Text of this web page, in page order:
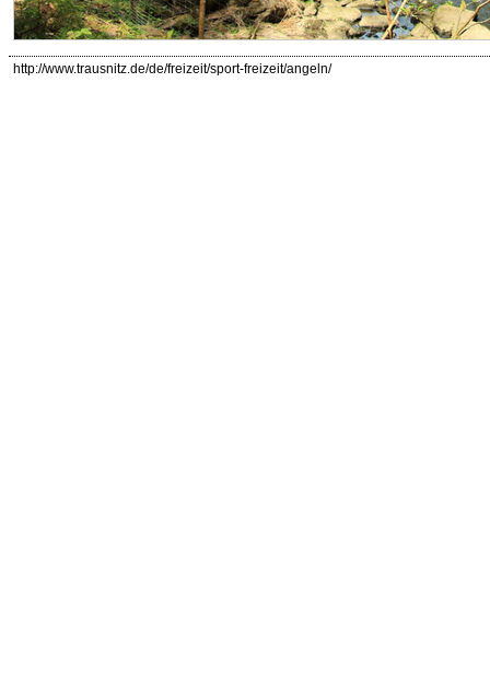
http://www.trausnitz.de/de/freizeit/sport-freizeit/angeln/